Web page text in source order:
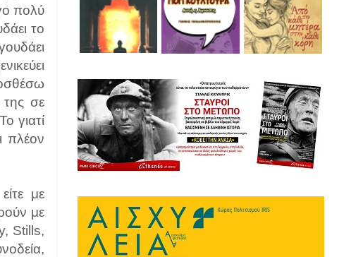
πολύ
το
της σε
γιατί
πλέον
με
με
Stills,